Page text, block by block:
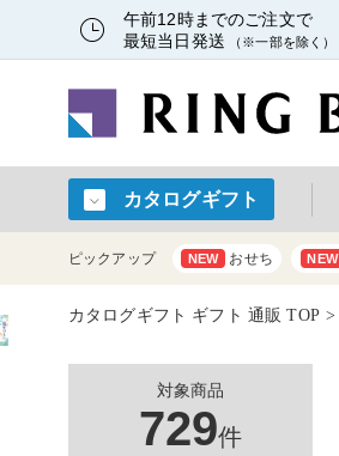
午前12時までのご注文で
最短当日発送
（※一部を除く）
カタログギフト
ピックアップ NEW おせち NEW
カタログギフト ギフト 通販 TOP
対象商品
729件